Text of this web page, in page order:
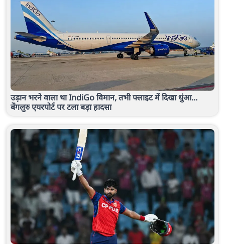
उड़ान भरने वाला था IndiGo विमान, तभी फ्लाइट में दिखा धुंआ...
बेंगलुरु एयरपोर्ट पर टला बड़ा हादसा